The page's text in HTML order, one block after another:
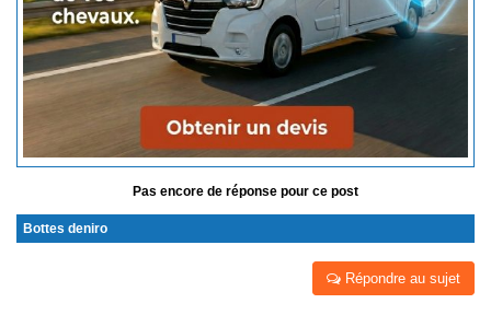
Pas encore de réponse pour ce post
Bottes deniro
Répondre au sujet